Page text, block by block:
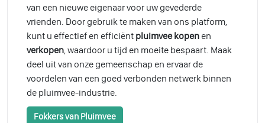
van een nieuwe eigenaar voor uw gevederde
vrienden. Door gebruik te maken van ons platform,
kunt u effectief en efficiënt pluimvee kopen en
verkopen, waardoor u tijd en moeite bespaart. Maak
deel uit van onze gemeenschap en ervaar de
voordelen van een goed verbonden netwerk binnen
de pluimvee-industrie.
Fokkers van Pluimvee